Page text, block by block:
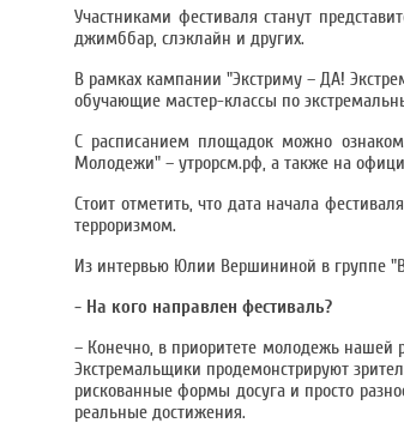
Участниками фестиваля станут
джимббар, слэклайн и других.
В рамках кампании "Экстриму – ДА!
обучающие мастер-классы по
С расписанием площадок можно
Молодежи" – утрорсм.рф, а также на
Стоит отметить, что дата начала
терроризмом.
Из интервью Юлии Вершининой в группе
- На кого направлен фестиваль?
– Конечно, в приоритете молодежь нашей
Экстремальщики продемонстрируют
рискованные формы досуга и просто
реальные достижения.